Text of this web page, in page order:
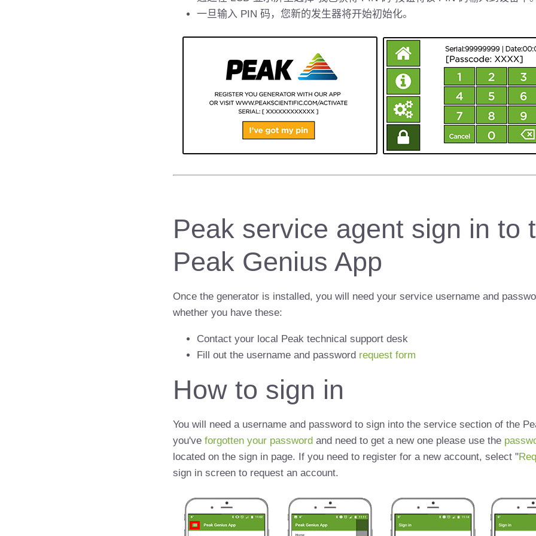
一旦输入 PIN 码，您新的发生器将开始初始化。
Peak service agent sign in to
Peak Genius App
Once the generator is installed, you will need your service username and
whether you have these:
Contact your local Peak technical support desk
Fill out the username and password request form
How to sign in
You will need a username and password to sign into the service section of the
you've forgotten your passwordand need to get a new one please use the
located on the sign in page. If you need to register for a new account, select "
sign in screen to request an account.